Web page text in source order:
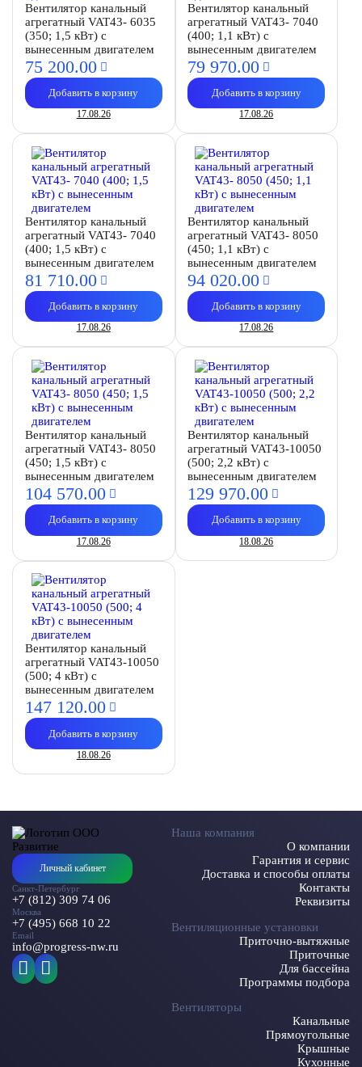
Вентилятор канальный
агрегатный VAT43- 6035
(350; 1,5 кВт) с
вынесенным двигателем
75 200.00
Добавить в корзину
17.08.26
Вентилятор канальный
агрегатный VAT43- 7040
(400; 1,1 кВт) с
вынесенным двигателем
79 970.00
Добавить в корзину
17.08.26
Вентилятор канальный
агрегатный VAT43- 7040
(400; 1,5 кВт) с
вынесенным двигателем
81 710.00
Добавить в корзину
17.08.26
Вентилятор канальный
агрегатный VAT43- 8050
(450; 1,1 кВт) с
вынесенным двигателем
94 020.00
Добавить в корзину
17.08.26
Вентилятор канальный
агрегатный VAT43- 8050
(450; 1,5 кВт) с
вынесенным двигателем
104 570.00
Добавить в корзину
17.08.26
Вентилятор канальный
агрегатный VAT43-10050
(500; 2,2 кВт) с
вынесенным двигателем
129 970.00
Добавить в корзину
18.08.26
Вентилятор канальный
агрегатный VAT43-10050
(500; 4 кВт) с
вынесенным двигателем
147 120.00
Добавить в корзину
18.08.26
Личный кабинет
Санкт-Петербург
+7 (812) 309 74 06
Москва
+7 (495) 668 10 22
Email
info@progress-nw.ru
Наша компания
О компании
Гарантия и сервис
Доставка и способы оплаты
Контакты
Реквизиты
Вентиляционные установки
Приточно-вытяжные
Приточные
Для бассейна
Программы подбора
Вентиляторы
Канальные
Прямоугольные
Крышные
Кухонные